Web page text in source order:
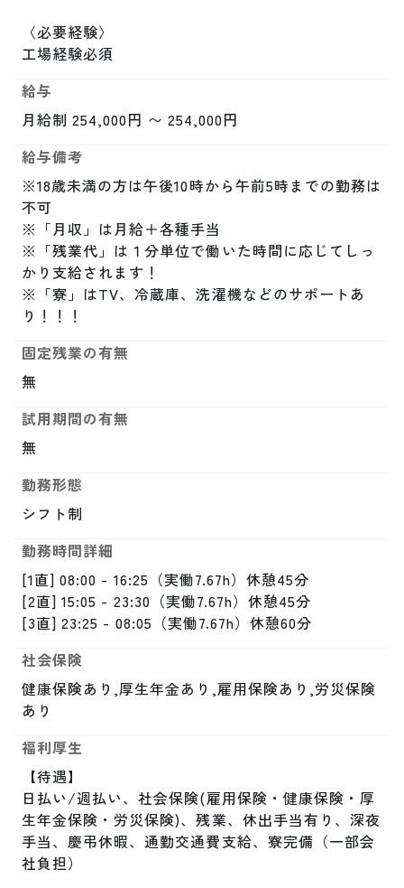
〈必要経験〉
工場経験必須
給与
月給制 254,000円 〜 254,000円
給与備考
※18歳未満の方は午後10時から午前5時までの勤務は
不可
※「月収」は月給＋各種手当
※「残業代」は１分単位で働いた時間に応じてしっ
かり支給されます！
※「寮」はTV、冷蔵庫、洗濯機などのサポートあ
り！！！
固定残業の有無
無
試用期間の有無
無
勤務形態
シフト制
勤務時間詳細
[1直] 08:00 - 16:25（実働7.67h）休憩45分
[2直] 15:05 - 23:30（実働7.67h）休憩45分
[3直] 23:25 - 08:05（実働7.67h）休憩60分
社会保険
健康保険あり,厚生年金あり,雇用保険あり,労災保険
あり
福利厚生
【待遇】
日払い/週払い、社会保険(雇用保険・健康保険・厚
生年金保険・労災保険)、残業、休出手当有り、深夜
手当、慶弔休暇、通勤交通費支給、寮完備（一部会
社負担）